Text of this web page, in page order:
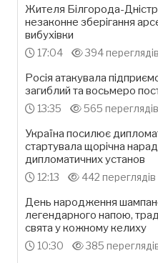
Жителя Білгорода-
незаконне зберігання
вибухівки
17:04 394 переглядів
Росія атакувала
загиблий та восьмеро
13:35 565 переглядів
Україна посилює
стартувала щорічна
дипломатичних установ
12:13 442 переглядів
День народження
легендарного напою,
свята у кожному келиху
10:30 385